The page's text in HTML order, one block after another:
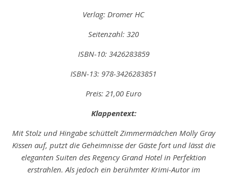
Verlag: Dromer HC
Seitenzahl: 320
ISBN-10: ‎3426283859
ISBN-13: 978-3426283851
Preis: 21,00 Euro
Klappentext:
Mit Stolz und Hingabe schüttelt Zimmermädchen Molly Gray
Kissen auf, putzt die Geheimnisse der Gäste fort und lässt die
eleganten Suiten des Regency Grand Hotel in Perfektion
erstrahlen. Als jedoch ein berühmter Krimi-Autor im